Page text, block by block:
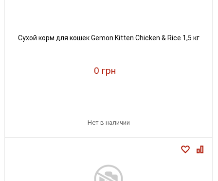
Сухой корм для кошек Gemon Kitten Chicken & Rice 1,5 кг
0 грн
Нет в наличии